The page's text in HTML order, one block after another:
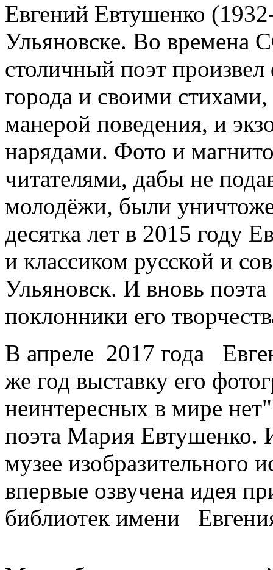
Евгений Евтушенко
Ульяновске. Во времена
столичный поэт
города и своими
манерой поведения, и
нарядами. Фото и
читателями, дабы не
молодёжи, были
десятка лет в 2015 году
и классиком русской и
Ульяновск. И вновь
поклонники его
В апреле 2017 года
же год выставку его
неинтересных в мире
поэта Мария Евтушенко.
музее изобразительного
впервые озвучена идея
библиотек имени